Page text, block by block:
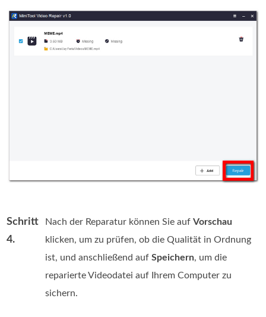
Schritt
4.
Nach der Reparatur können Sie aufVorschau
klicken, um zu prüfen, ob die Qualität in Ordnung
ist, und anschließend aufSpeichern, um die
reparierte Videodatei auf Ihrem Computer zu
sichern.